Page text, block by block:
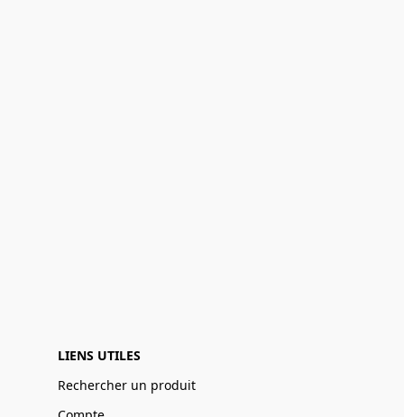
LIENS UTILES
Rechercher un produit